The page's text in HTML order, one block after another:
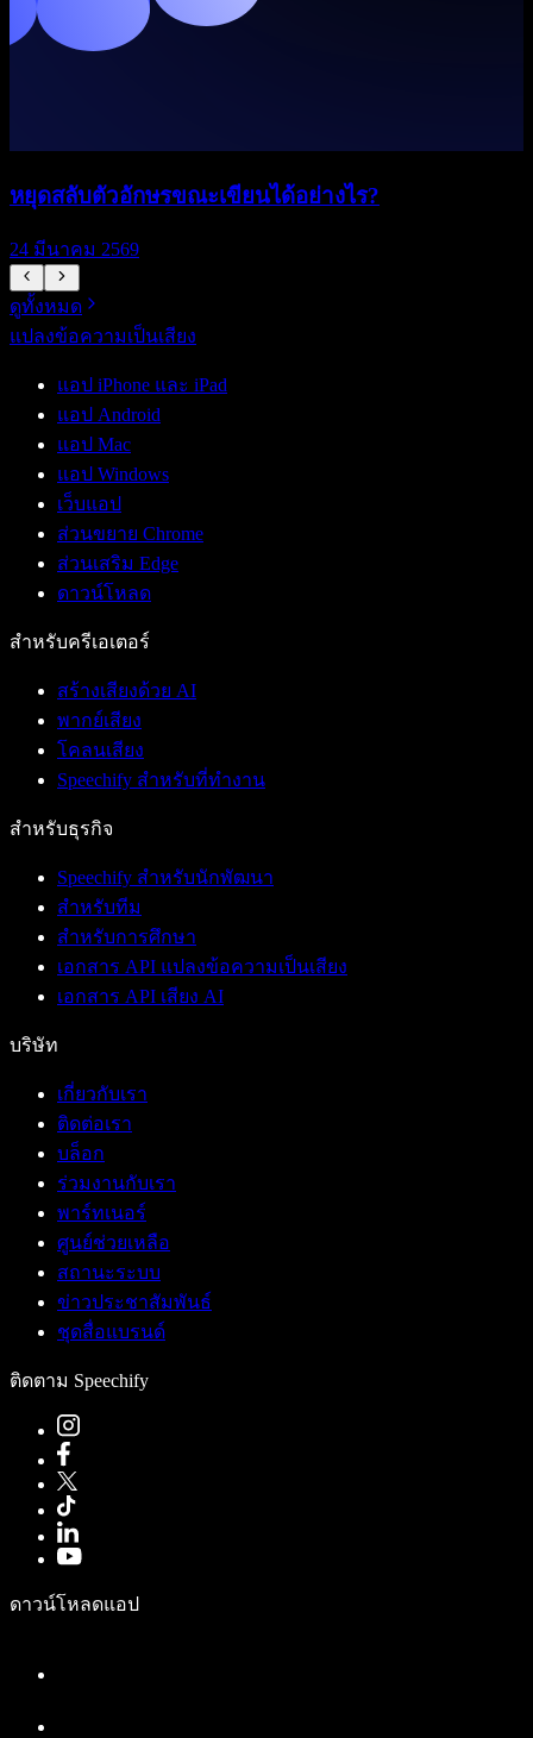
หยุดสลับตัวอักษรขณะเขียนได้อย่างไร?
24 มีนาคม 2569
ดูทั้งหมด
แปลงข้อความเป็นเสียง
แอป iPhone และ iPad
แอป Android
แอป Mac
แอป Windows
เว็บแอป
ส่วนขยาย Chrome
ส่วนเสริม Edge
ดาวน์โหลด
สำหรับครีเอเตอร์
สร้างเสียงด้วย AI
พากย์เสียง
โคลนเสียง
Speechify สำหรับที่ทำงาน
สำหรับธุรกิจ
Speechify สำหรับนักพัฒนา
สำหรับทีม
สำหรับการศึกษา
เอกสาร API แปลงข้อความเป็นเสียง
เอกสาร API เสียง AI
บริษัท
เกี่ยวกับเรา
ติดต่อเรา
บล็อก
ร่วมงานกับเรา
พาร์ทเนอร์
ศูนย์ช่วยเหลือ
สถานะระบบ
ข่าวประชาสัมพันธ์
ชุดสื่อแบรนด์
ติดตาม Speechify
ดาวน์โหลดแอป